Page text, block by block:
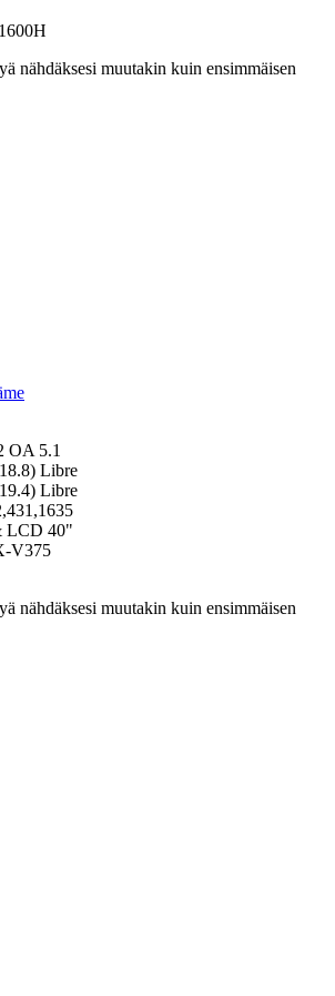
nähdäksesi muutakin kuin ensimmäisen
OA 5.1
Libre
Libre
LCD 40"
V375
nähdäksesi muutakin kuin ensimmäisen